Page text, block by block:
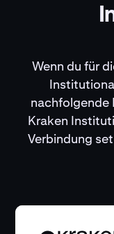
Wenn du für
nachfolgende
Kraken
Verbindung